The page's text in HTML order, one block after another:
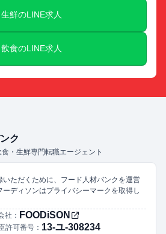
生鮮のLINE求人
飲食のLINE求人
ク
・生鮮専門転職エージェント
いただくために、フード人材バンクを運営
ーディソンはプライバシーマークを取得し
社： FOODiSON
許可番号： 13-ユ-308234